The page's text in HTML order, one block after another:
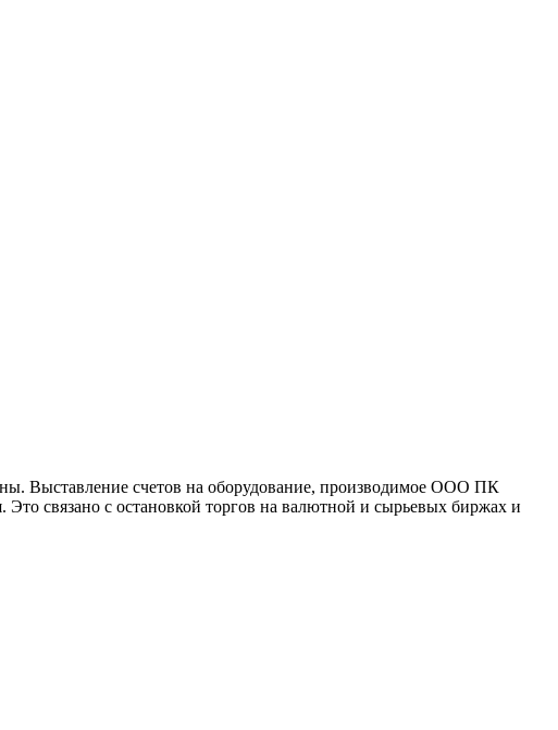
Выставление счетов на оборудование, производимое ООО ПК
связано с остановкой торгов на валютной и сырьевых биржах и